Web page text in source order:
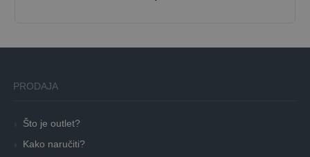
PRODAJA
Što je outlet?
Kako naručiti?